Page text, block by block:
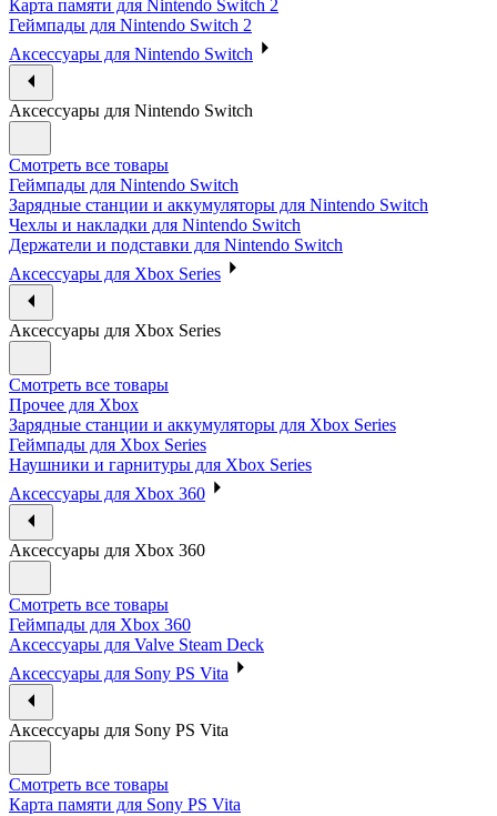
Карта памяти для Nintendo Switch 2
Геймпады для Nintendo Switch 2
Аксессуары для Nintendo Switch
Аксессуары для Nintendo Switch
Смотреть все товары
Геймпады для Nintendo Switch
Зарядные станции и аккумуляторы для Nintendo Switch
Чехлы и накладки для Nintendo Switch
Держатели и подставки для Nintendo Switch
Аксессуары для Xbox Series
Аксессуары для Xbox Series
Смотреть все товары
Прочее для Xbox
Зарядные станции и аккумуляторы для Xbox Series
Геймпады для Xbox Series
Наушники и гарнитуры для Xbox Series
Аксессуары для Xbox 360
Аксессуары для Xbox 360
Смотреть все товары
Геймпады для Xbox 360
Аксессуары для Valve Steam Deck
Аксессуары для Sony PS Vita
Аксессуары для Sony PS Vita
Смотреть все товары
Карта памяти для Sony PS Vita